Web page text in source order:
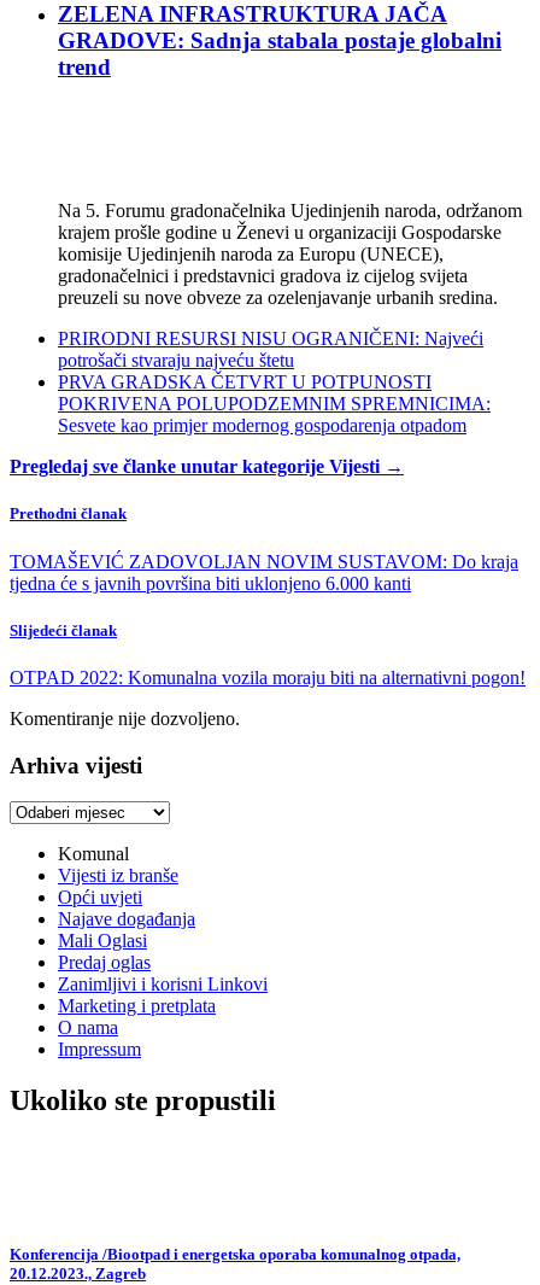
ZELENA INFRASTRUKTURA JAČA
GRADOVE: Sadnja stabala postaje globalni
trend
Na 5. Forumu gradonačelnika Ujedinjenih naroda, održanom
krajem prošle godine u Ženevi u organizaciji Gospodarske
komisije Ujedinjenih naroda za Europu (UNECE),
gradonačelnici i predstavnici gradova iz cijelog svijeta
preuzeli su nove obveze za ozelenjavanje urbanih sredina.
PRIRODNI RESURSI NISU OGRANIČENI: Najveći
potrošači stvaraju najveću štetu
PRVA GRADSKA ČETVRT U POTPUNOSTI
POKRIVENA POLUPODZEMNIM SPREMNICIMA:
Sesvete kao primjer modernog gospodarenja otpadom
Pregledaj sve članke unutar kategorije Vijesti →
Prethodni članak
TOMAŠEVIĆ ZADOVOLJAN NOVIM SUSTAVOM: Do kraja
tjedna će s javnih površina biti uklonjeno 6.000 kanti
Slijedeći članak
OTPAD 2022: Komunalna vozila moraju biti na alternativni pogon!
Komentiranje nije dozvoljeno.
Arhiva vijesti
Arhiva
Komunal
Vijesti iz branše
Opći uvjeti
Najave događanja
Mali Oglasi
Predaj oglas
Zanimljivi i korisni Linkovi
Marketing i pretplata
O nama
Impressum
Ukoliko ste propustili
Konferencija /Biootpad i energetska oporaba komunalnog otpada,
20.12.2023., Zagreb